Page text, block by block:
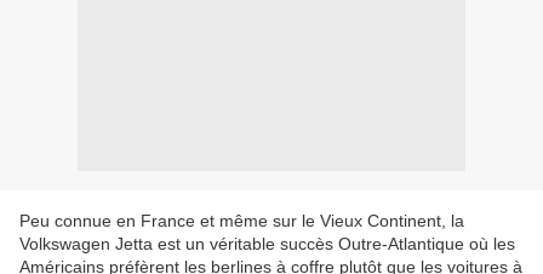
Peu connue en France et même sur le Vieux Continent, la
Volkswagen Jetta est un véritable succès Outre-Atlantique où les
Américains préfèrent les berlines à coffre plutôt que les voitures à